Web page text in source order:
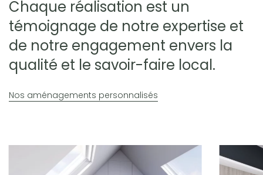
Chaque réalisation est un
témoignage de notre expertise et
de notre engagement envers la
qualité et le savoir-faire local.
Nos aménagements personnalisés